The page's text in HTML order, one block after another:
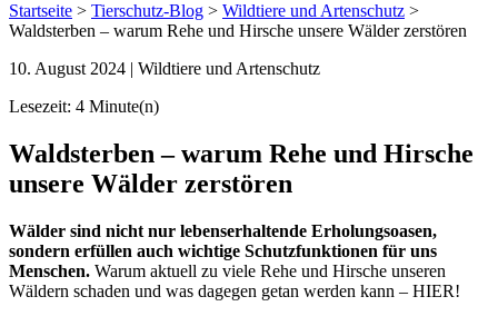
Startseite > Tierschutz-Blog > Wildtiere und Artenschutz >
Waldsterben – warum Rehe und Hirsche unsere Wälder zerstören
10. August 2024 | Wildtiere und Artenschutz
Lesezeit: 4 Minute(n)
Waldsterben – warum Rehe und Hirsche
unsere Wälder zerstören
Wälder sind nicht nur lebenserhaltende Erholungsoasen,
sondern erfüllen auch wichtige Schutzfunktionen für uns
Menschen. Warum aktuell zu viele Rehe und Hirsche unseren
Wäldern schaden und was dagegen getan werden kann – HIER!